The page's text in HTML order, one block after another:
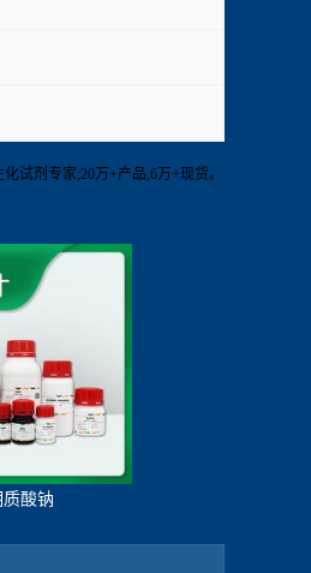
试剂专家;20万+产品,6万+现货。
质酸钠